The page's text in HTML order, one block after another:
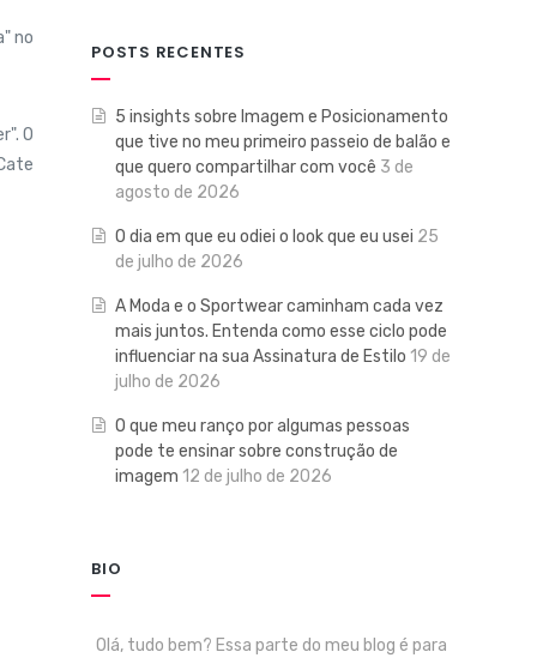
no
O
POSTS RECENTES
5 insights sobre Imagem e Posicionamento
que tive no meu primeiro passeio de balão e
que quero compartilhar com você 3 de
agosto de 2026
O dia em que eu odiei o look que eu usei 25
de julho de 2026
A Moda e o Sportwear caminham cada vez
mais juntos. Entenda como esse ciclo pode
influenciar na sua Assinatura de Estilo 19 de
julho de 2026
O que meu ranço por algumas pessoas
pode te ensinar sobre construção de
imagem 12 de julho de 2026
BIO
Olá, tudo bem? Essa parte do meu blog é para